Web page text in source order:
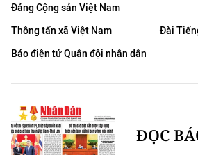
Đảng Cộng sản Việt Nam
Thông tấn xã Việt Nam
Đài
Báo điện tử Quân đội nhân dân
ĐỌC